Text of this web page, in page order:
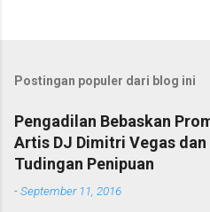
Postingan populer dari blog ini
Pengadilan Bebaskan
Artis DJ Dimitri Vegas
Tudingan Penipuan
-September 11, 2016